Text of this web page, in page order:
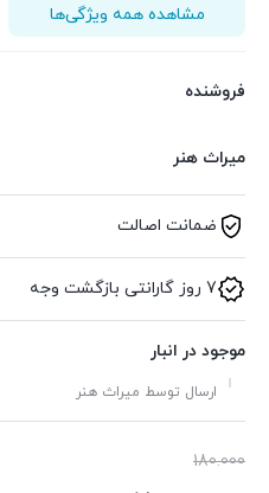
مشاهده همه ویژگی‌ها
فروشنده
میراث هنر
ضمانت اصالت
7 روز گارانتی بازگشت وجه
موجود در انبار
ارسال توسط میراث هنر
180.000قیمت